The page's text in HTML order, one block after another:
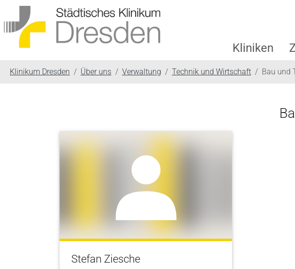
Kliniken
Klinikum Dresden Über uns Verwaltung Technik und Wirtschaft Bau und
Stefan Ziesche